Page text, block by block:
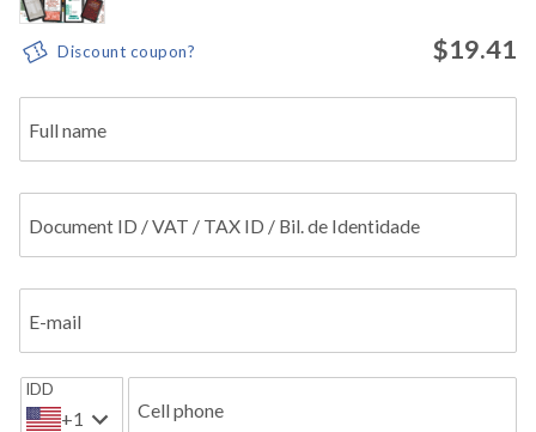
Discount coupon? $19.41
Full name
Document ID / VAT / TAX ID / Bil. de Identidade
E-mail
IDD
+1 Cell phone